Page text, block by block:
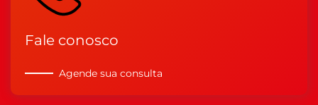
Fale conosco
Agende sua consulta